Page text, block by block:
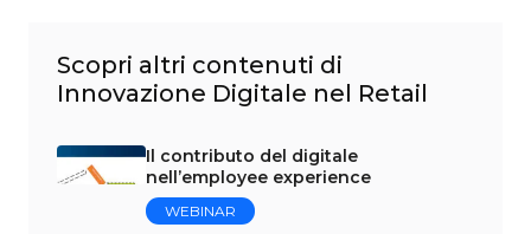
Scopri altri contenuti di
Innovazione Digitale nel Retail
Il contributo del digitale
nell’employee experience
WEBINAR